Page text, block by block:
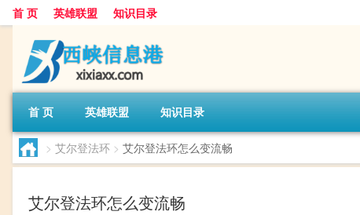
首 页 英雄联盟 知识目录
首 页 英雄联盟 知识目录
> 艾尔登法环 > 艾尔登法环怎么变流畅
艾尔登法环怎么变流畅